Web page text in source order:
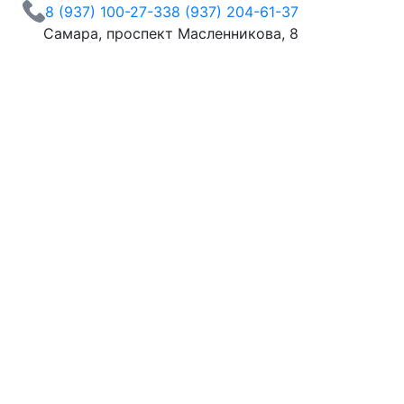
8 (937) 100-27-338 (937) 204-61-37
Самара, проспект Масленникова, 8